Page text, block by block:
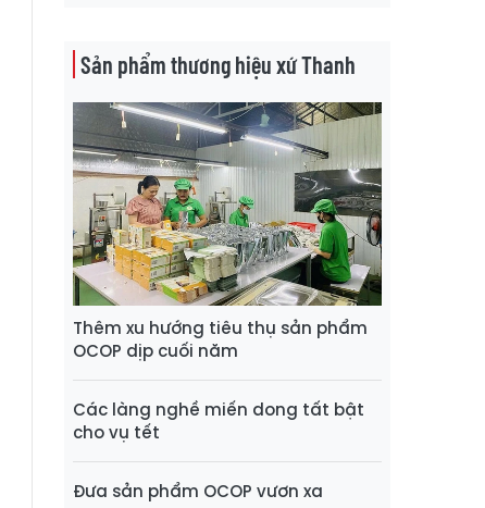
Sản phẩm thương hiệu xứ Thanh
Thêm xu hướng tiêu thụ sản phẩm
OCOP dịp cuối năm
Các làng nghề miến dong tất bật
cho vụ tết
Đưa sản phẩm OCOP vươn xa